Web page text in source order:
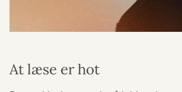
At læse er hot